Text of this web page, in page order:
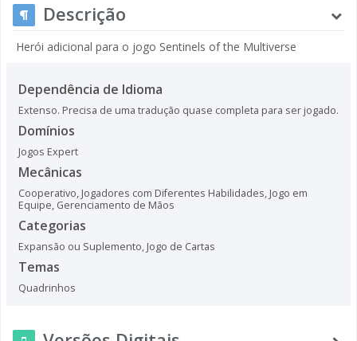
Descrição
Herói adicional para o jogo Sentinels of the Multiverse
Dependência de Idioma
Extenso. Precisa de uma tradução quase completa para ser jogado.
Domínios
Jogos Expert
Mecânicas
Cooperativo, Jogadores com Diferentes Habilidades, Jogo em
Equipe, Gerenciamento de Mãos
Categorias
Expansão ou Suplemento, Jogo de Cartas
Temas
Quadrinhos